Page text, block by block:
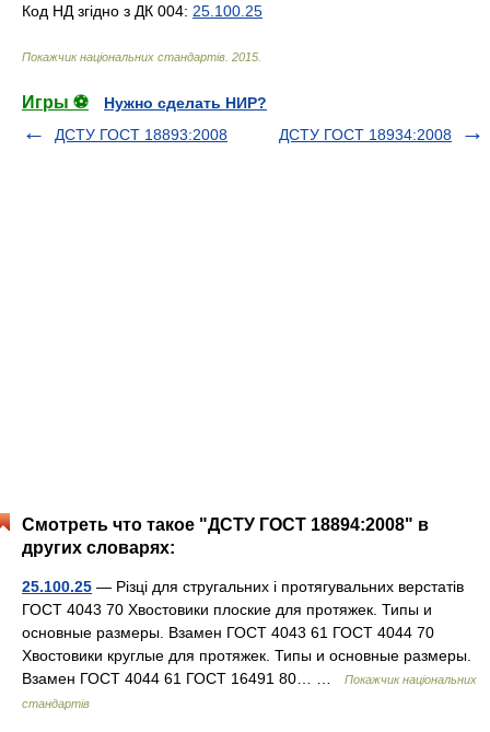
Код НД згідно з ДК 004: 25.100.25
Покажчик національних стандартів 2015
Игры ⚽
Нужно сделать НИР?
ДСТУ ГОСТ 18893:2008
ДСТУ ГОСТ 18934:2008
Смотреть что такое "ДСТУ ГОСТ 18894:2008" в
других словарях:
25.100.25 — Різці для стругальних і протягувальних верстатів
ГОСТ 4043 70 Хвостовики плоские для протяжек. Типы и
основные размеры. Взамен ГОСТ 4043 61 ГОСТ 4044 70
Хвостовики круглые для протяжек. Типы и основные размеры.
Взамен ГОСТ 4044 61 ГОСТ 16491 80… …
Покажчик національних
стандартів